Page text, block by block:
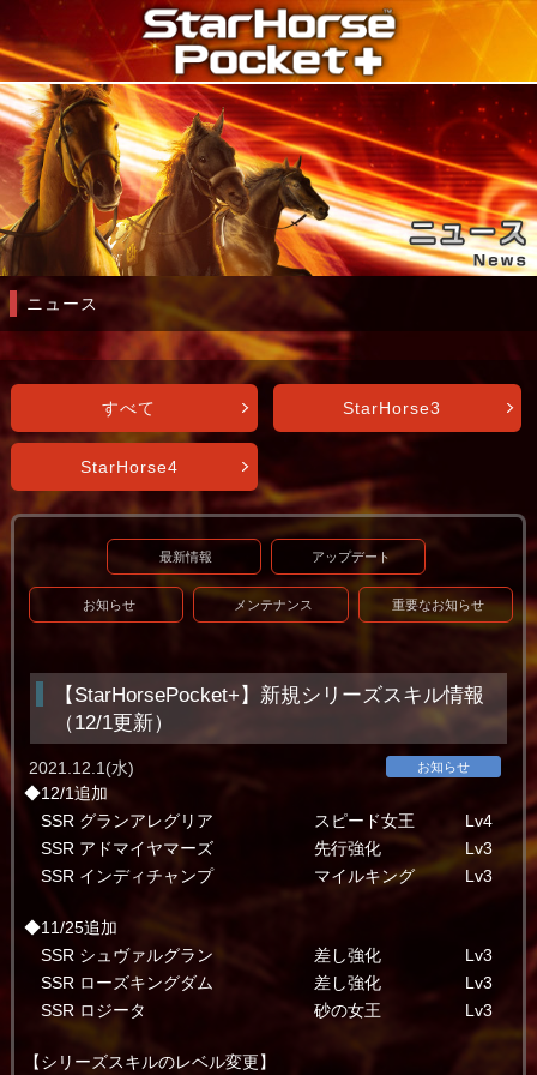
ニュース
すべて StarHorse3
StarHorse4
最新情報 アップデート
お知らせ メンテナンス 重要なお知らせ
【StarHorsePocket+】新規シリーズスキル情報
（12/1更新）
お知らせ
2021.12.1(水)
◆12/1追加
SSR グランアレグリア スピード女王 Lv4
SSR アドマイヤマーズ 先行強化 Lv3
SSR インディチャンプ マイルキング Lv3
◆11/25追加
SSR シュヴァルグラン 差し強化 Lv3
SSR ローズキングダム 差し強化 Lv3
SSR ロジータ 砂の女王 Lv3
【シリーズスキルのレベル変更】